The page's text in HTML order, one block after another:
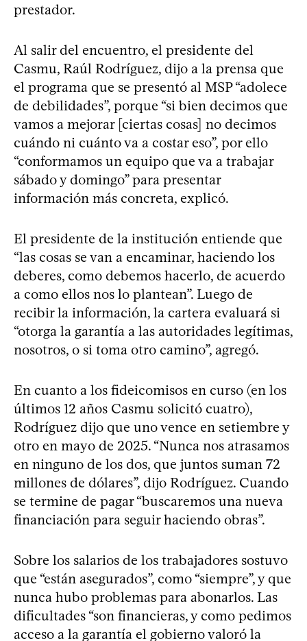
prestador.
Al salir del encuentro, el presidente del
Casmu, Raúl Rodríguez, dijo a la prensa que
el programa que se presentó al MSP “adolece
de debilidades”, porque “si bien decimos que
vamos a mejorar [ciertas cosas] no decimos
cuándo ni cuánto va a costar eso”, por ello
“conformamos un equipo que va a trabajar
sábado y domingo” para presentar
información más concreta, explicó.
El presidente de la institución entiende que
“las cosas se van a encaminar, haciendo los
deberes, como debemos hacerlo, de acuerdo
a como ellos nos lo plantean”. Luego de
recibir la información, la cartera evaluará si
“otorga la garantía a las autoridades legítimas,
nosotros, o si toma otro camino”, agregó.
En cuanto a los fideicomisos en curso (en los
últimos 12 años Casmu solicitó cuatro),
Rodríguez dijo que uno vence en setiembre y
otro en mayo de 2025. “Nunca nos atrasamos
en ninguno de los dos, que juntos suman 72
millones de dólares”, dijo Rodríguez. Cuando
se termine de pagar “buscaremos una nueva
financiación para seguir haciendo obras”.
Sobre los salarios de los trabajadores sostuvo
que “están asegurados”, como “siempre”, y que
nunca hubo problemas para abonarlos. Las
dificultades “son financieras, y como pedimos
acceso a la garantía el gobierno valoró la